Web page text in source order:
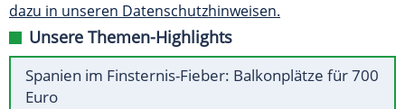
dazu in unseren Datenschutzhinweisen.
Unsere Themen-Highlights
Spanien im Finsternis-Fieber: Balkonplätze für 700
Euro